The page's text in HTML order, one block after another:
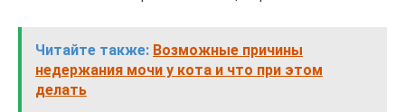
Читайте также: Возможные причины
недержания мочи у кота и что при этом
делать